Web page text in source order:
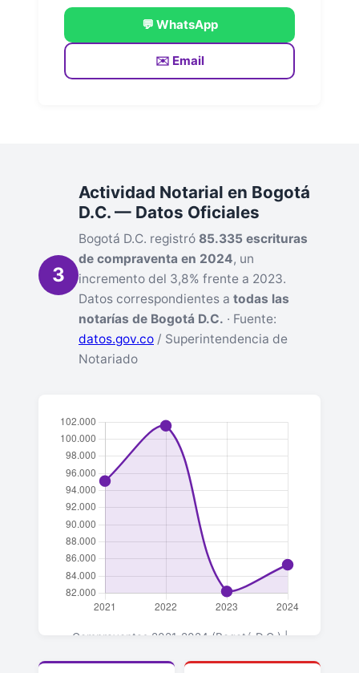
💬 WhatsApp
✉️ Email
3
Actividad Notarial en Bogotá
D.C. — Datos Oficiales
Bogotá D.C. registró 85.335 escrituras
de compraventa en 2024, un
incremento del 3,8% frente a 2023.
Datos correspondientes a todas las
notarías de Bogotá D.C. · Fuente:
datos.gov.co / Superintendencia de
Notariado
Compraventas 2021-2024 (Bogotá D.C.) |